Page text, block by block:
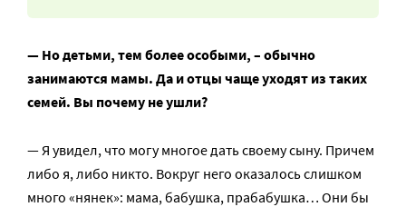
— Но детьми, тем более особыми, – обычно
занимаются мамы. Да и отцы чаще уходят из таких
семей. Вы почему не ушли?
— Я увидел, что могу многое дать своему сыну. Причем
либо я, либо никто. Вокруг него оказалось слишком
много «нянек»: мама, бабушка, прабабушка… Они бы